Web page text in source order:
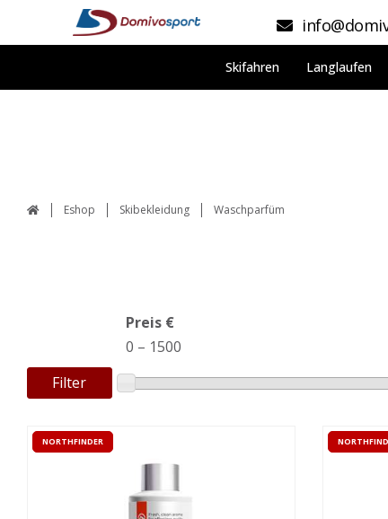
Skifahren Langlaufen
Eshop Skibekleidung Waschparfüm
Filter
Preis €
0 – 1500
NORTHFINDER